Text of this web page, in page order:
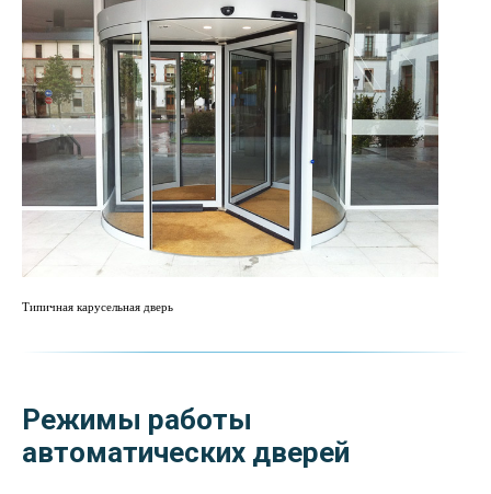
Типичная карусельная дверь
Режимы работы
автоматических дверей